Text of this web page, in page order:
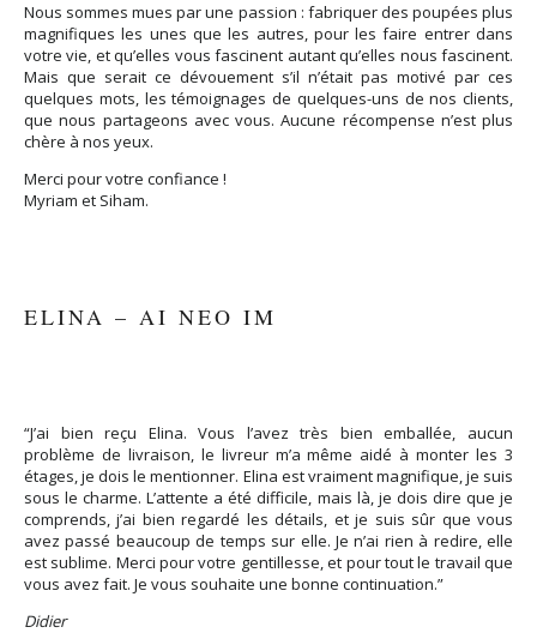
Nous sommes mues par une passion : fabriquer des poupées plus
magnifiques les unes que les autres, pour les faire entrer dans
votre vie, et qu’elles vous fascinent autant qu’elles nous fascinent.
Mais que serait ce dévouement s’il n’était pas motivé par ces
quelques mots, les témoignages de quelques-uns de nos clients,
que nous partageons avec vous. Aucune récompense n’est plus
chère à nos yeux.
Merci pour votre confiance !
Myriam et Siham.
ELINA – AI NEO IM
“J’ai bien reçu Elina. Vous l’avez très bien emballée, aucun
problème de livraison, le livreur m’a même aidé à monter les 3
étages, je dois le mentionner. Elina est vraiment magnifique, je suis
sous le charme. L’attente a été difficile, mais là, je dois dire que je
comprends, j’ai bien regardé les détails, et je suis sûr que vous
avez passé beaucoup de temps sur elle. Je n’ai rien à redire, elle
est sublime. Merci pour votre gentillesse, et pour tout le travail que
vous avez fait. Je vous souhaite une bonne continuation.”
Didier